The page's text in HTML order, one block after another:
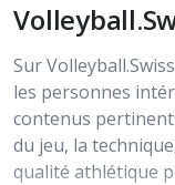
Sur
les personnes
contenus
du jeu, la
qualité athlétique